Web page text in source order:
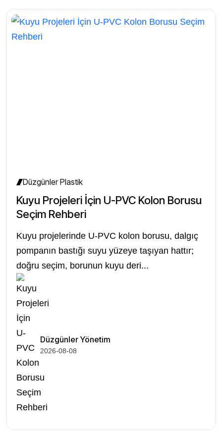
Düzgünler Plastik
Kuyu Projeleri İçin U-PVC Kolon Borusu
Seçim Rehberi
Kuyu projelerinde U-PVC kolon borusu, dalgıç
pompanın bastığı suyu yüzeye taşıyan hattır;
doğru seçim, borunun kuyu deri...
Düzgünler Yönetim
2026-08-08